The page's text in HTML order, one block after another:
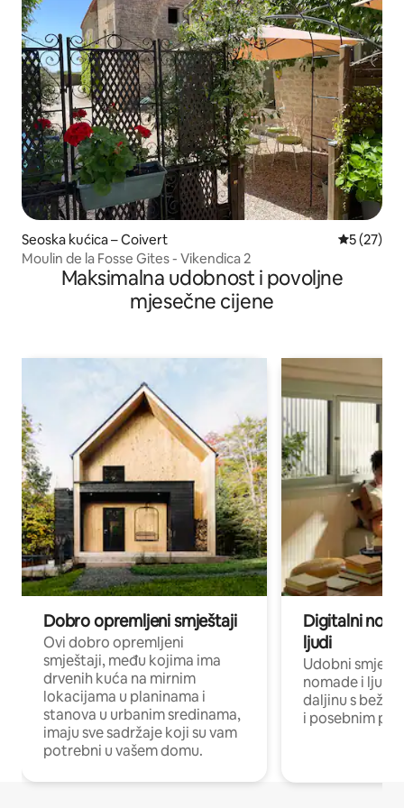
Seoska kućica – Coivert Prosječna
5 (27)
Moulin de la Fosse Gites - Vikendica 2
Maksimalna udobnost i povoljne
mjesečne cijene
Dobro opremljeni smještaji
Ovi dobro opremljeni
smještaji, među kojima ima
drvenih kuća na mirnim
lokacijama u planinama i
stanova u urbanim sredinama,
imaju sve sadržaje koji su vam
potrebni u vašem domu.
Digitalni
ljudi
Udobni
nomade i ljude
daljinu s
i posebnim